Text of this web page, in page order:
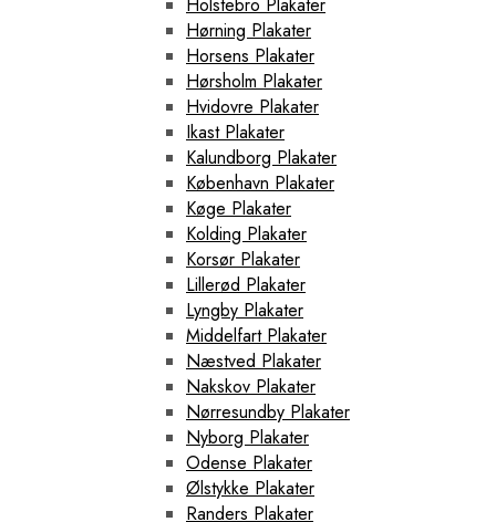
Holstebro Plakater
Hørning Plakater
Horsens Plakater
Hørsholm Plakater
Hvidovre Plakater
Ikast Plakater
Kalundborg Plakater
København Plakater
Køge Plakater
Kolding Plakater
Korsør Plakater
Lillerød Plakater
Lyngby Plakater
Middelfart Plakater
Næstved Plakater
Nakskov Plakater
Nørresundby Plakater
Nyborg Plakater
Odense Plakater
Ølstykke Plakater
Randers Plakater